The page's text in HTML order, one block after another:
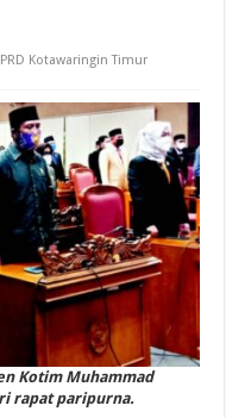
Kotawaringin Timur
Kotim Muhammad
rapat paripurna.